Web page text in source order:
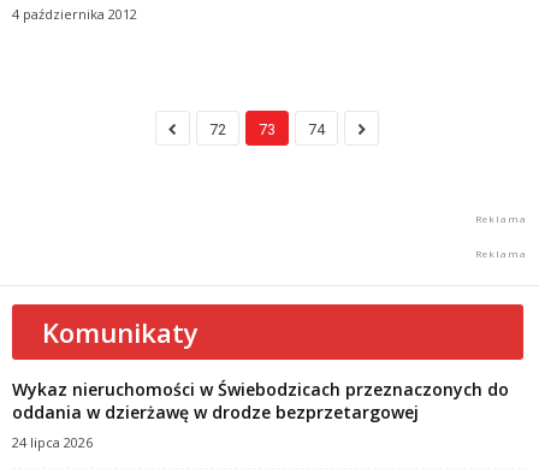
4 października 2012
72 73 74
Komunikaty
Wykaz nieruchomości w Świebodzicach przeznaczonych do
oddania w dzierżawę w drodze bezprzetargowej
24 lipca 2026